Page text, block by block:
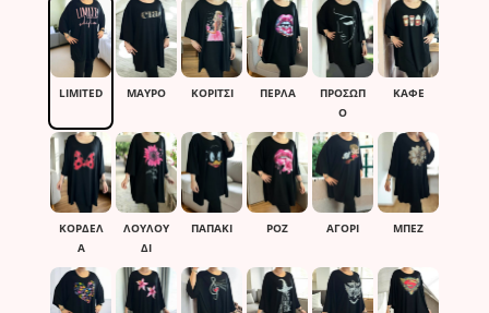
LIMITED ΜΑΎΡΟ ΚΟΡΙΤΣΙ ΠΕΡΛΑ
ΠΡΟΣΩΠ
Ο
ΚΑΦΈ
ΚΟΡΔΕΛ
Α
ΛΟΥΛΟΥ
ΔΙ
ΠΑΠΑΚΙ ΡΟΖ ΑΓΟΡΙ ΜΠΕΖ